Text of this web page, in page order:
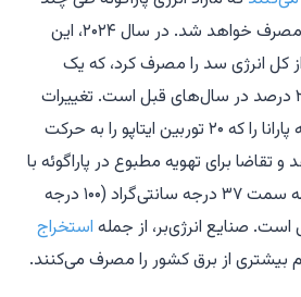
سال آینده به طور کامل مصرف خواهد شد. در سال ۲۰۲۴، این
از کل انرژی سد را مصرف کرد، که یک
جهش بزرگ نسبت به ۲۰ درصد در سال‌های قبل است. تغییرات
اقلیمی سطح آب رودخانه پارانا را که ۲۰ توربین ایتاپو را به حرکت
برای تهویه مطبوع در پاراگوئه با
افزایش دما در تابستان به سمت ۳۷ درجه سانتی‌گراد (۱۰۰ درجه
است. صنایع انرژی‌بر، از جمله استخراج
بیشتری از برق کشور را مصرف می‌کنند.